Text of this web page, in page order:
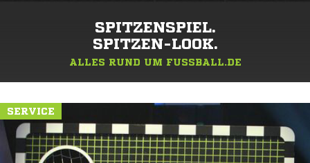
SPITZENSPIEL.
SPITZEN-LOOK.
ALLES RUND UM FUSSBALL.DE
SERVICE